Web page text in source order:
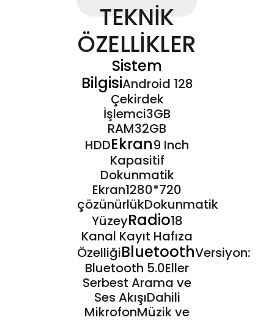
TEKNİK
ÖZELLİKLER
Sistem
BilgisiAndroid 128
Çekirdek
İşlemci3GB
RAM32GB
HDDEkran9 Inch
Kapasitif
Dokunmatik
Ekran1280*720
çözünürlükDokunmatik
YüzeyRadio18
Kanal Kayıt Hafıza
ÖzelliğiBluetoothVersiyon:
Bluetooth 5.0Eller
Serbest Arama ve
Ses AkışıDahili
MikrofonMüzik ve